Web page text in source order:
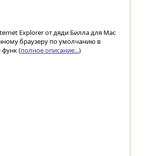
Explorer от дяди Билла для Mac
браузеру по умолчанию в
функ (полное описание...)